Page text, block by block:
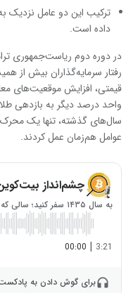
داده است.
در دوره دوم ریاست‌جمهوری
رفتار سرمایه‌گذاران بیش از
واحد درصد دیگر به بازدهی
سال‌های گذشته، تنها یک محرک
عوامل هم‌زمان عمل کردند.
چشم‌انداز
به سال ۱۴۳۵ سفر کنید؛ سالی که استخراج بیت‌کوین به پایان می‌رسد!
3:21
|
00:00
برای گوش دادن به